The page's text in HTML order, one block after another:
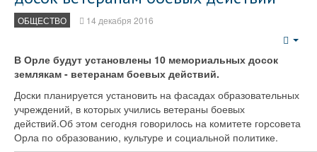
ОБЩЕСТВО 14 декабря 2016
В Орле будут установлены 10 мемориальных досок
землякам - ветеранам боевых действий.
Доски планируется установить на фасадах образовательных
учреждений, в которых учились ветераны боевых
действий.Об этом сегодня говорилось на комитете горсовета
Орла по образованию, культуре и социальной политике.